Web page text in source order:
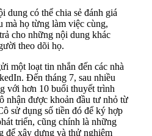
dung có thể chia sẻ đánh giá
mà họ từng làm việc cùng,
cho những nội dung khác
theo dõi họ.
một loạt tin nhắn đến các nhà
Đến tháng 7, sau nhiều
với hơn 10 buổi thuyết trình
nhận được khoản đầu tư nhỏ từ
sử dụng số tiền đó để ký hợp
triển, cũng chính là những
để xây dựng và thử nghiệm